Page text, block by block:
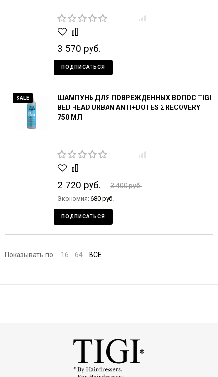
3 570 руб.
ПОДПИСАТЬСЯ
SALE
ШАМПУНЬ ДЛЯ ПОВРЕЖДЕННЫХ ВОЛОС TIGI
BED HEAD URBAN ANTI+DOTES 2 RECOVERY
750 МЛ
2 720 руб. 3 400 руб.
Экономия: 680 руб.
ПОДПИСАТЬСЯ
Показывать по: 16 64 ВСЕ